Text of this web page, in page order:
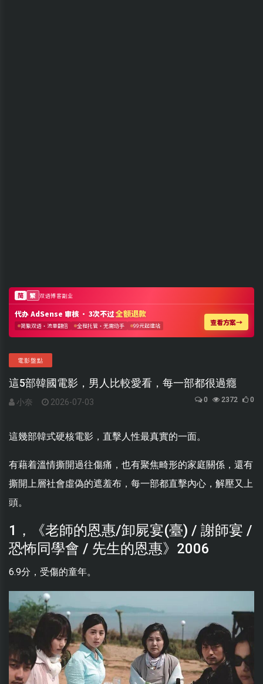
電影盤點
這5部韓國電影，男人比較愛看，每一部都很過癮
小奈 2026-07-03 0 2372 0
這幾部韓式硬核電影，直擊人性最真實的一面。
有藉着溫情撕開過往傷痛，也有聚焦畸形的家庭關係，還有
撕開上層社會虛偽的遮羞布，每一部都直擊內心，解壓又上
頭。
1，《老師的恩惠/卸屍宴(臺) / 謝師宴 /
恐怖同學會 / 先生的恩惠》2006
6.9分，受傷的童年。